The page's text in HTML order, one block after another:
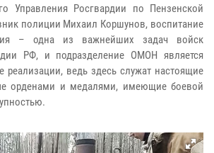
Управления Росгвардии по Пензенской
полиции Михаил Коршунов, воспитание
– одна из важнейших задач войск
РФ, и подразделение ОМОН является
реализации, ведь здесь служат настоящие
орденами и медалями, имеющие боевой